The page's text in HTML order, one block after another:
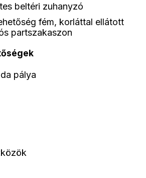
beltéri zuhanyzó
fém, korláttal ellátott
partszakaszon
pálya